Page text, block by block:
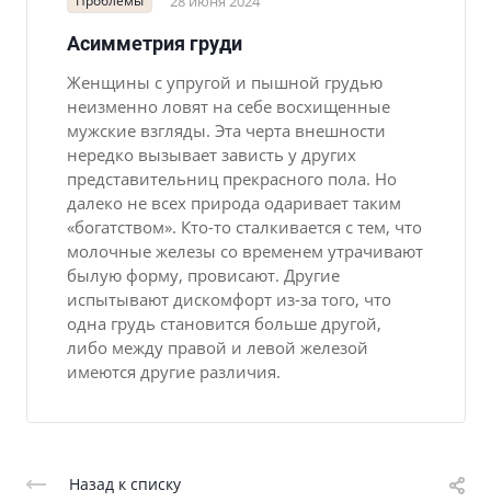
Асимметрия груди
Женщины с упругой и пышной грудью
неизменно ловят на себе восхищенные
мужские взгляды. Эта черта внешности
нередко вызывает зависть у других
представительниц прекрасного пола. Но
далеко не всех природа одаривает таким
«богатством». Кто-то сталкивается с тем, что
молочные железы со временем утрачивают
былую форму, провисают. Другие
испытывают дискомфорт из-за того, что
одна грудь становится больше другой,
либо между правой и левой железой
имеются другие различия.
Назад к списку